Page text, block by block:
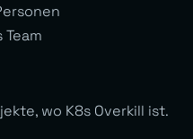
wo K8s Overkill ist.